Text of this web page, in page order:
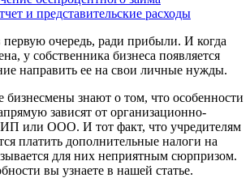
и представительские расходы
первую очередь, ради прибыли. И когда
у собственника бизнеса появляется
направить ее на свои личные нужды.
знают о том, что особенности
зависят от организационно-
или ООО. И тот факт, что учредителям
платить дополнительные налоги на
для них неприятным сюрпризом.
вы узнаете в нашей статье.